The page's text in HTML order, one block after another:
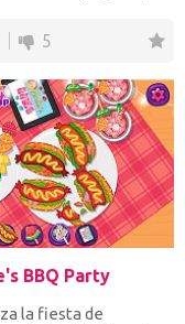
5
BBQ Party
la fiesta de